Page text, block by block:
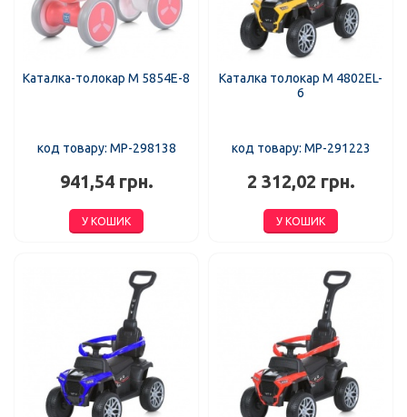
Каталка-толокар M 5854E-8
код товару: MP-298138
941,54 грн.
У КОШИК
Каталка толокар M 4802EL-
6
код товару: MP-291223
2 312,02 грн.
У КОШИК